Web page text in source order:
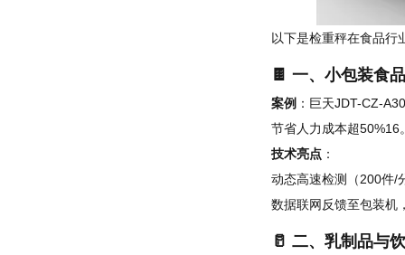
以下是检重秤在食品行
🍫 一、小包装食
案例 ：巨天JDT-CZ-
节省人力成本超50%16
技术亮点 ：
动态高速检测（200件/
数据联网反馈至包装机
🥛 二、乳制品与